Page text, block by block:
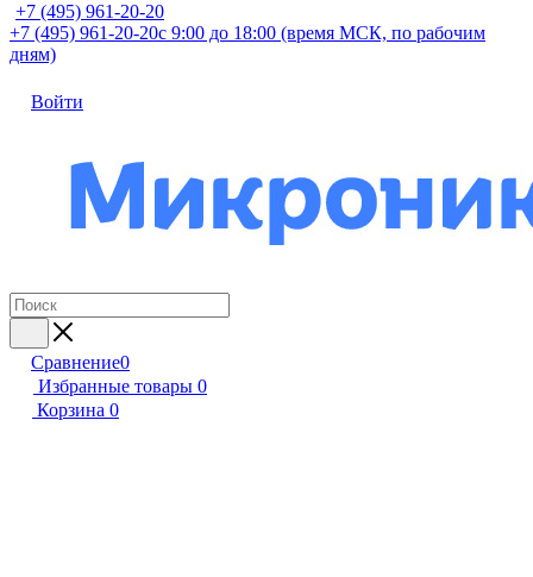
+7 (495) 961-20-20
+7 (495) 961-20-20с 9:00 до 18:00 (время МСК, по рабочим
дням)
Войти
Сравнение0
Избранные товары 0
Корзина 0